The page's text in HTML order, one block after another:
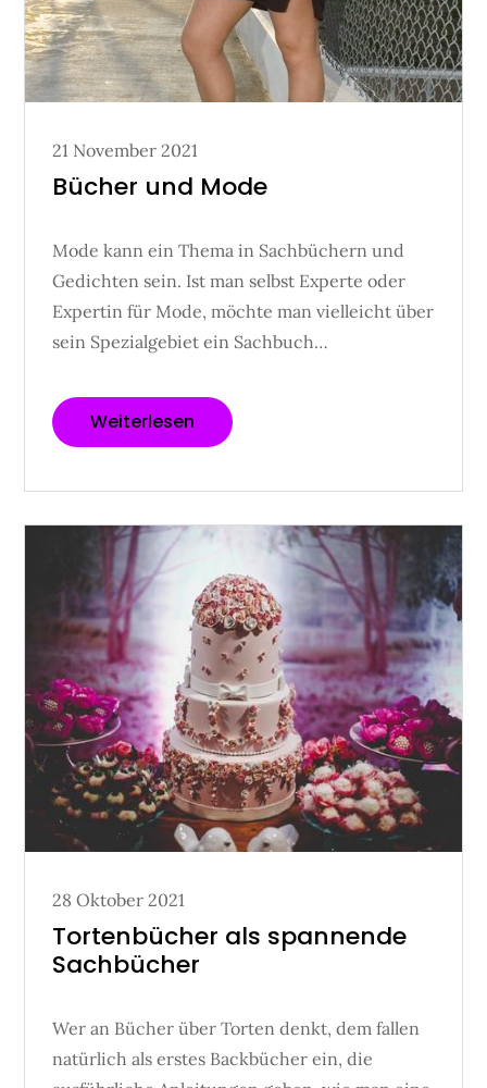
Posted
on
21 November 2021
Bücher und Mode
Mode kann ein Thema in Sachbüchern und
Gedichten sein. Ist man selbst Experte oder
Expertin für Mode, möchte man vielleicht über
sein Spezialgebiet ein Sachbuch…
Weiterlesen
Posted
on
28 Oktober 2021
Tortenbücher als spannende
Sachbücher
Wer an Bücher über Torten denkt, dem fallen
natürlich als erstes Backbücher ein, die